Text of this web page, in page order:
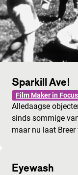
Sparkill Ave!
Film Maker in
Alledaagse
sinds sommige
maar nu laat
Eyewash